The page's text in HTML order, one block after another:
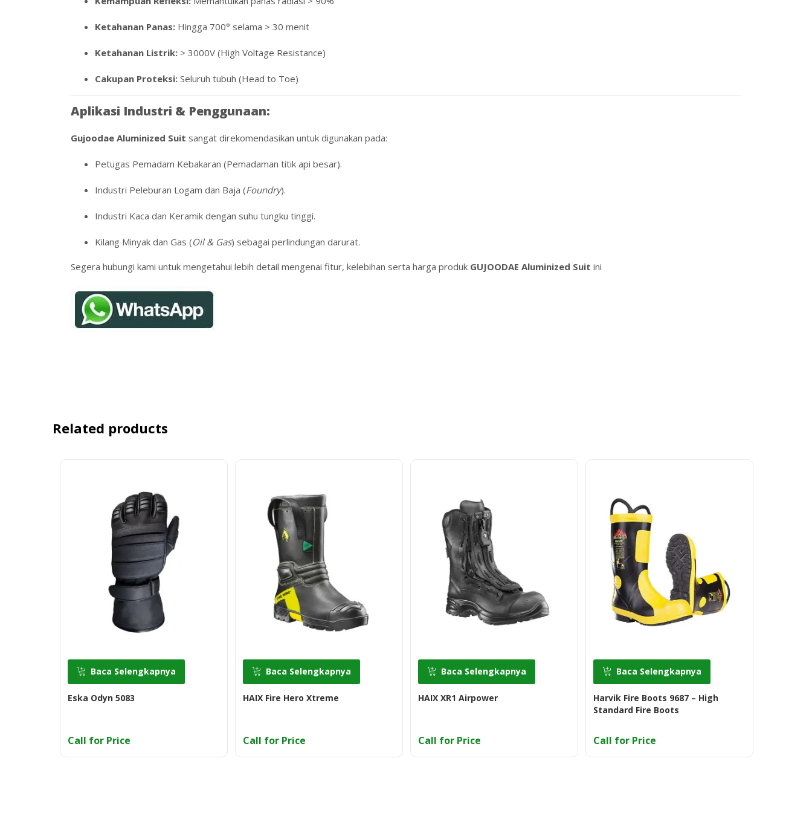
Ketahanan Panas: Hingga 700° selama > 30 menit
Ketahanan Listrik: > 3000V (High Voltage Resistance)
Cakupan Proteksi: Seluruh tubuh (Head to Toe)
Aplikasi Industri & Penggunaan:
Gujoodae Aluminized Suit sangat direkomendasikan untuk digunakan pada:
Petugas Pemadam Kebakaran (Pemadaman titik api besar).
Industri Peleburan Logam dan Baja (Foundry).
Industri Kaca dan Keramik dengan suhu tungku tinggi.
Kilang Minyak dan Gas (Oil & Gas) sebagai perlindungan darurat.
Segera hubungi kami untuk mengetahui lebih detail mengenai fitur, kelebihan serta harga produk GUJOODAE Aluminized Suit ini
Related products
Baca Selengkapnya
Eska Odyn 5083
Call for Price
Baca Selengkapnya
HAIX Fire Hero Xtreme
Call for Price
Baca Selengkapnya
HAIX XR1 Airpower
Call for Price
Baca Selengkapnya
Harvik Fire Boots 9687 – High
Standard Fire Boots
Call for Price